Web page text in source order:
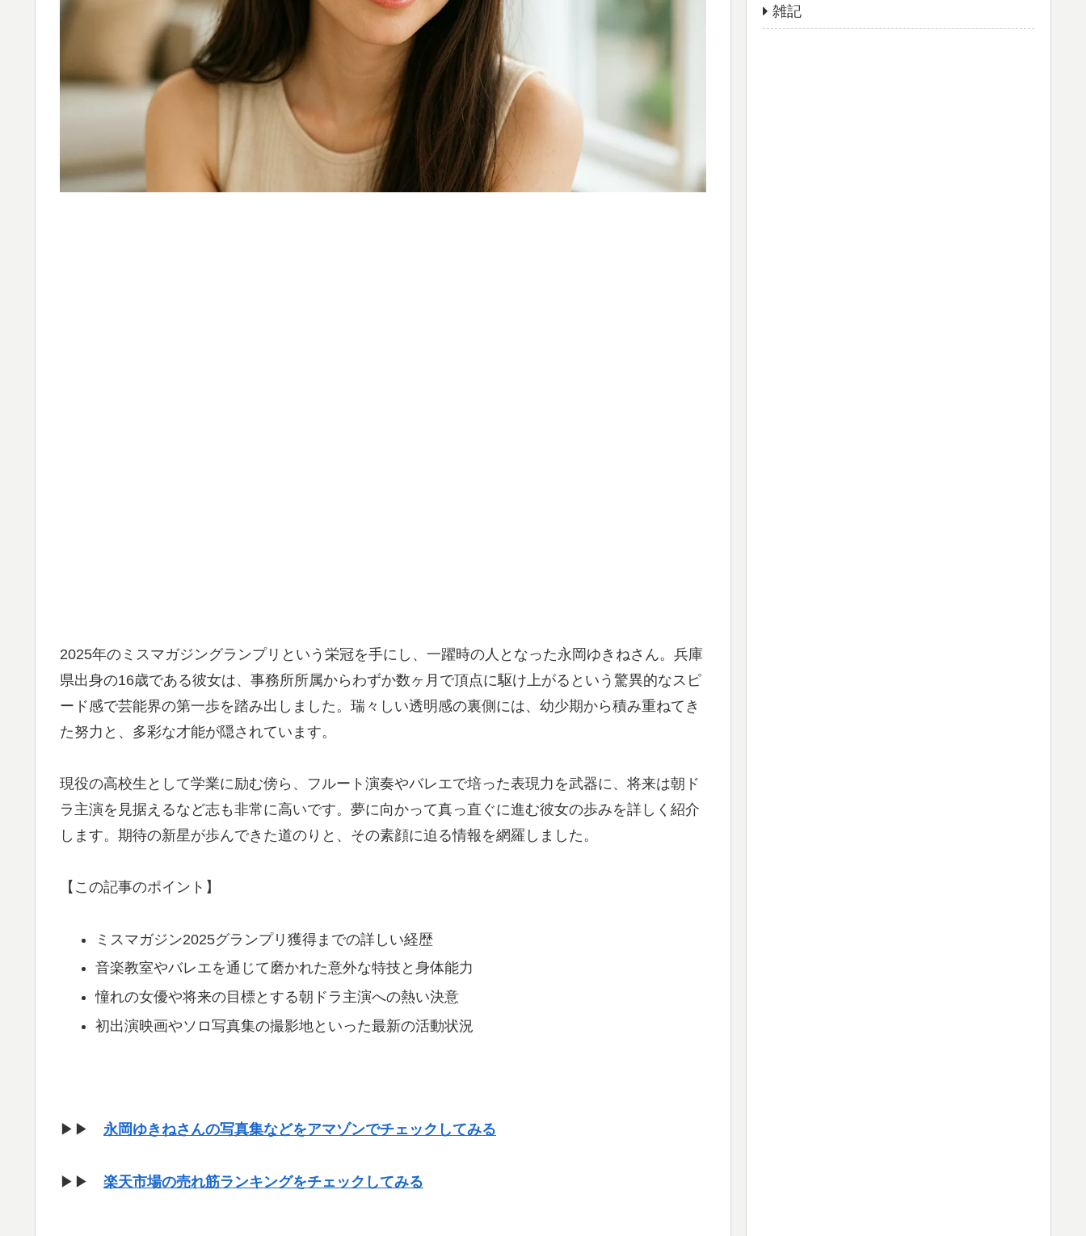
2025年のミスマガジングランプリという栄冠を手にし、一躍時の人となった永岡ゆきねさん。兵庫
県出身の16歳である彼女は、事務所所属からわずか数ヶ月で頂点に駆け上がるという驚異的なスピ
ード感で芸能界の第一歩を踏み出しました。瑞々しい透明感の裏側には、幼少期から積み重ねてき
た努力と、多彩な才能が隠されています。
現役の高校生として学業に励む傍ら、フルート演奏やバレエで培った表現力を武器に、将来は朝ド
ラ主演を見据えるなど志も非常に高いです。夢に向かって真っ直ぐに進む彼女の歩みを詳しく紹介
します。期待の新星が歩んできた道のりと、その素顔に迫る情報を網羅しました。
【この記事のポイント】
ミスマガジン2025グランプリ獲得までの詳しい経歴
音楽教室やバレエを通じて磨かれた意外な特技と身体能力
憧れの女優や将来の目標とする朝ドラ主演への熱い決意
初出演映画やソロ写真集の撮影地といった最新の活動状況
▶▶ 永岡ゆきねさんの写真集などをアマゾンでチェックしてみる
▶▶ 楽天市場の売れ筋ランキングをチェックしてみる
雑記